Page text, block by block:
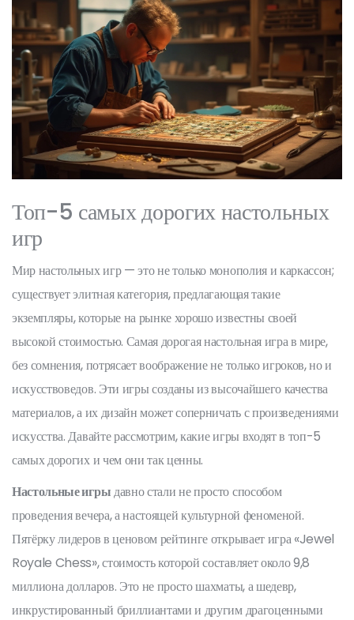
Топ-5 самых дорогих настольных
игр
Мир настольных игр — это не только монополия и каркассон;
существует элитная категория, предлагающая такие
экземпляры, которые на рынке хорошо известны своей
высокой стоимостью. Самая дорогая настольная игра в мире,
без сомнения, потрясает воображение не только игроков, но и
искусствоведов. Эти игры созданы из высочайшего качества
материалов, а их дизайн может соперничать с произведениями
искусства. Давайте рассмотрим, какие игры входят в топ-5
самых дорогих и чем они так ценны.
Настольные игрыдавно стали не просто способом
проведения вечера, а настоящей культурной феноменой.
Пятёрку лидеров в ценовом рейтинге открывает игра «Jewel
Royale Chess», стоимость которой составляет около 9,8
миллиона долларов. Это не просто шахматы, а шедевр,
инкрустированный бриллиантами и другим драгоценными